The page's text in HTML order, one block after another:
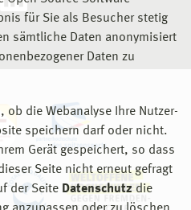
für Sie als Besucher stetig
sämtliche Daten anonymisiert
Daten zu
die Webanalyse Ihre Nutzer-
speichern darf oder nicht.
Gerät gespeichert, so dass
Seite nicht erneut gefragt
der Seite Datenschutz die